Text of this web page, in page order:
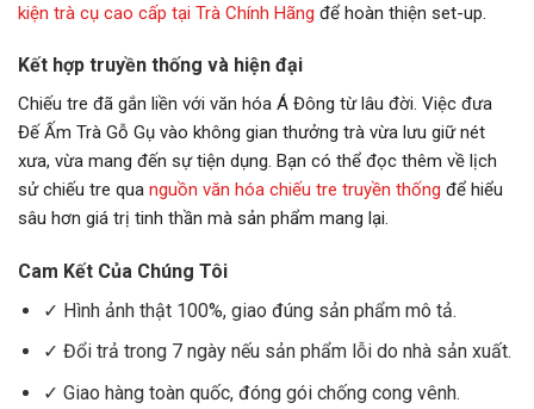
kiện trà cụ cao cấp tại Trà Chính Hãng để hoàn thiện set-up.
Kết hợp truyền thống và hiện đại
Chiếu tre đã gắn liền với văn hóa Á Đông từ lâu đời. Việc đưa
Đế Ấm Trà Gỗ Gụ vào không gian thưởng trà vừa lưu giữ nét
xưa, vừa mang đến sự tiện dụng. Bạn có thể đọc thêm về lịch
sử chiếu tre qua nguồn văn hóa chiếu tre truyền thống để hiểu
sâu hơn giá trị tinh thần mà sản phẩm mang lại.
Cam Kết Của Chúng Tôi
✓ Hình ảnh thật 100%, giao đúng sản phẩm mô tả.
✓ Đổi trả trong 7 ngày nếu sản phẩm lỗi do nhà sản xuất.
✓ Giao hàng toàn quốc, đóng gói chống cong vênh.